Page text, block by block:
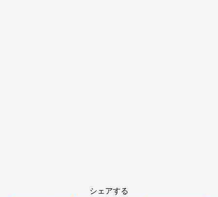
シェアする